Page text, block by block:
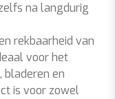
na langdurig
rekbaarheid van
voor het
bladeren en
is voor zowel